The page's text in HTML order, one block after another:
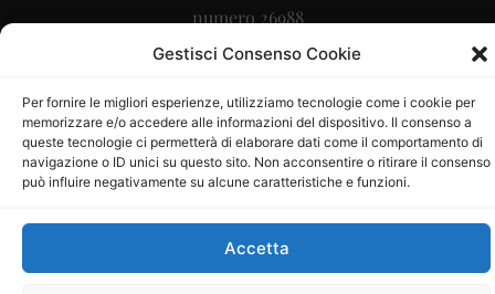
Gestisci Consenso Cookie
Per fornire le migliori esperienze, utilizziamo tecnologie come i cookie per
memorizzare e/o accedere alle informazioni del dispositivo. Il consenso a
queste tecnologie ci permetterà di elaborare dati come il comportamento di
navigazione o ID unici su questo sito. Non acconsentire o ritirare il consenso
può influire negativamente su alcune caratteristiche e funzioni.
Accetta
numero 26988
Sito gestito daLa Digitale srl– info@ladigitale.it